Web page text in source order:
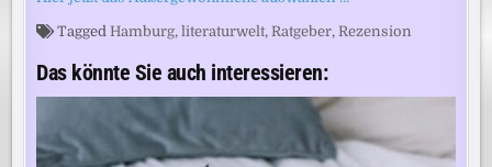
Tagged Hamburg,literaturwelt, Ratgeber, Rezension
Das könnte Sie auch interessieren: